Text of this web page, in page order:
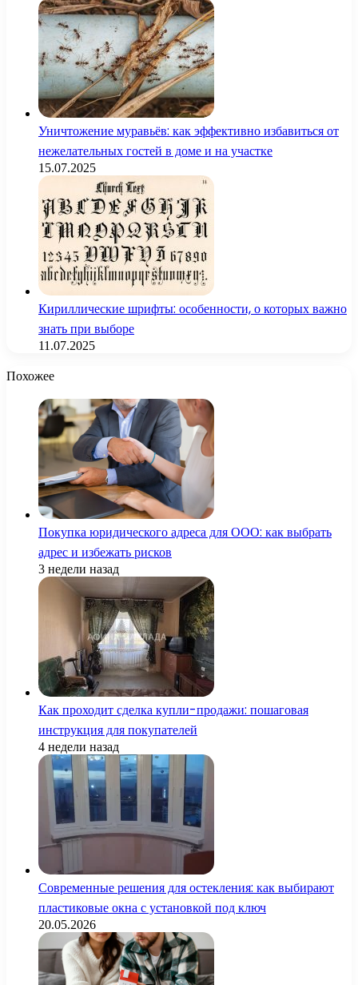
Уничтожение муравьёв: как эффективно избавиться от
нежелательных гостей в доме и на участке
15.07.2025
Кириллические шрифты: особенности, о которых важно
знать при выборе
11.07.2025
Похожее
Покупка юридического адреса для ООО: как выбрать
адрес и избежать рисков
3 недели назад
Как проходит сделка купли-продажи: пошаговая
инструкция для покупателей
4 недели назад
Современные решения для остекления: как выбирают
пластиковые окна с установкой под ключ
20.05.2026